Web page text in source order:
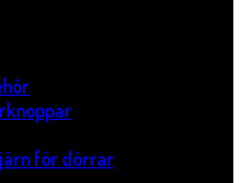
för dörrar